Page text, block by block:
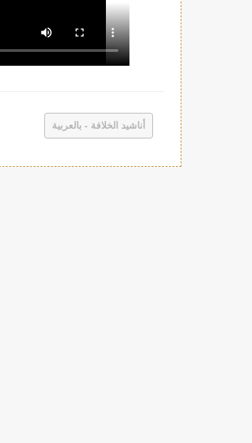
أناشيد الخلافة - بالعربية